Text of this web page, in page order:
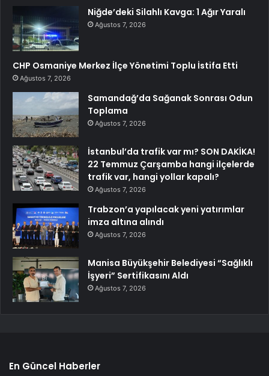
Niğde’deki Silahlı Kavga: 1 Ağır Yaralı
Ağustos 7, 2026
CHP Osmaniye Merkez İlçe Yönetimi Toplu İstifa Etti
Ağustos 7, 2026
Samandağ’da Sağanak Sonrası Odun
Toplama
Ağustos 7, 2026
İstanbul’da trafik var mı? SON DAKİKA!
22 Temmuz Çarşamba hangi ilçelerde
trafik var, hangi yollar kapalı?
Ağustos 7, 2026
Trabzon’a yapılacak yeni yatırımlar
imza altına alındı
Ağustos 7, 2026
Manisa Büyükşehir Belediyesi “Sağlıklı
İşyeri” Sertifikasını Aldı
Ağustos 7, 2026
En Güncel Haberler